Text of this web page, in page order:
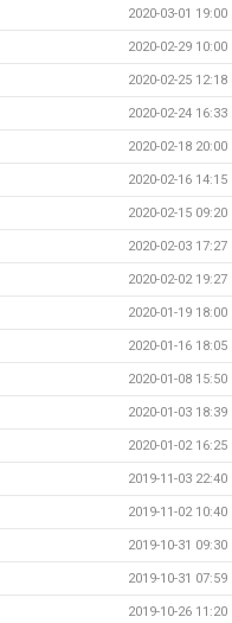
2020-03-01 19:00
2020-02-29 10:00
2020-02-25 12:18
2020-02-24 16:33
2020-02-18 20:00
2020-02-16 14:15
2020-02-15 09:20
2020-02-03 17:27
2020-02-02 19:27
2020-01-19 18:00
2020-01-16 18:05
2020-01-08 15:50
2020-01-03 18:39
2020-01-02 16:25
2019-11-03 22:40
2019-11-02 10:40
2019-10-31 09:30
2019-10-31 07:59
2019-10-26 11:20